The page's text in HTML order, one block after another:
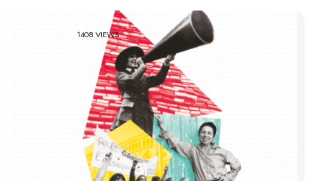
1408 VIEWS